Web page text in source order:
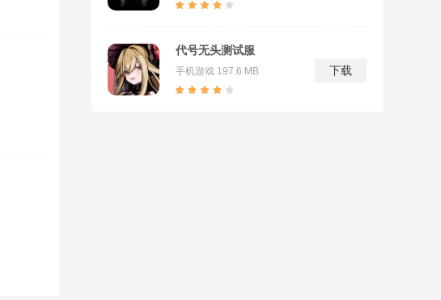
代号无头测试服
手机游戏 197.6 MB 下载